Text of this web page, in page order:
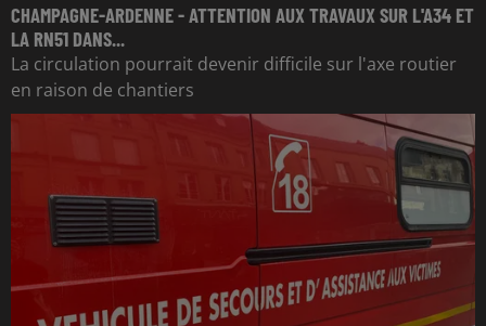
CHAMPAGNE-ARDENNE - ATTENTION AUX TRAVAUX SUR L'A34 ET
LA RN51 DANS...
La circulation pourrait devenir difficile sur l'axe routier
en raison de chantiers